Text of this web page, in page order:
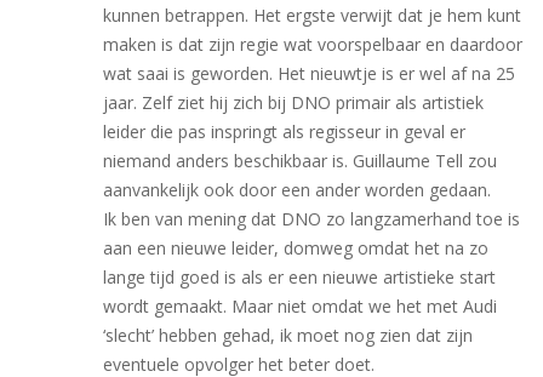
kunnen betrappen. Het ergste verwijt dat je hem kunt
maken is dat zijn regie wat voorspelbaar en daardoor
wat saai is geworden. Het nieuwtje is er wel af na 25
jaar. Zelf ziet hij zich bij DNO primair als artistiek
leider die pas inspringt als regisseur in geval er
niemand anders beschikbaar is. Guillaume Tell zou
aanvankelijk ook door een ander worden gedaan.
Ik ben van mening dat DNO zo langzamerhand toe is
aan een nieuwe leider, domweg omdat het na zo
lange tijd goed is als er een nieuwe artistieke start
wordt gemaakt. Maar niet omdat we het met Audi
‘slecht’ hebben gehad, ik moet nog zien dat zijn
eventuele opvolger het beter doet.